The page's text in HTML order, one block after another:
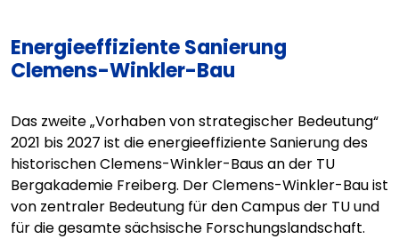
Energieeffiziente Sanierung
Clemens-Winkler-Bau
Das zweite „Vorhaben von strategischer Bedeutung“
2021 bis 2027 ist die energieeffiziente Sanierung des
historischen Clemens-Winkler-Baus an der TU
Bergakademie Freiberg. Der Clemens-Winkler-Bau ist
von zentraler Bedeutung für den Campus der TU und
für die gesamte sächsische Forschungslandschaft.